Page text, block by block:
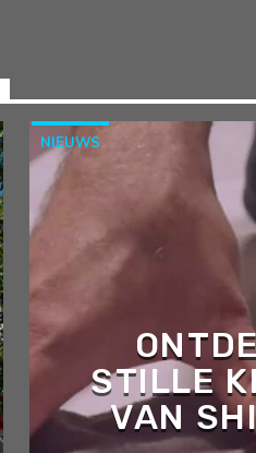
NIEUWS
STILLE
VAN